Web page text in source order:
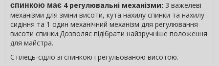
спинкою має 4 регулювальні механізми: 3 важелеві
механізми для зміни висоти, кута нахилу спинки та нахилу
сидіння та 1 один механічний механізм для регулювання
висоти спинки.Дозволяє підібрати найзручніше положення
для майстра.
Стілець-сідло зі спинкою і регульованою висотою.